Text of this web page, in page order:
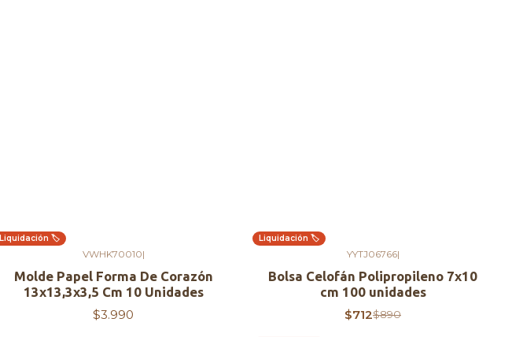
Agotado
Liquidación 🏷️
VWHK70010|
Molde Papel Forma De Corazón
13x13,3x3,5 Cm 10 Unidades
$3.990
-20%OFF
Liquidación 🏷️
YYTJ06766|
Bolsa Celofán Polipropileno 7x10
cm 100 unidades
$712$890